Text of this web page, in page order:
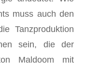
muss auch den
Tanzproduktion
sein, die der
Maldoom mit